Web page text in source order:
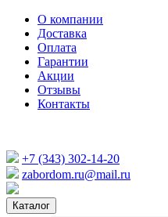
О компании
Доставка
Оплата
Гарантии
Акции
Отзывы
Контакты
+7 (343) 302-14-20
zabordom.ru@mail.ru
Каталог